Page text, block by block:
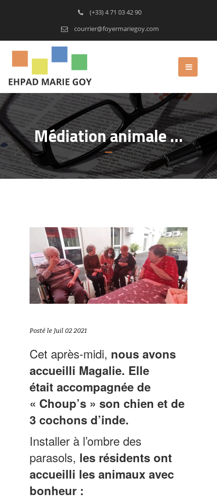
(+33) 4 71 03 42 90
courrier@foyermariegoy.com
Médiation animale …
Posté le Juil 02 2021
Cet après-midi, nous avons
accueilli Magalie. Elle
était accompagnée de
« Choup’s » son chien et de
3 cochons d’inde.
Installer à l’ombre des
parasols, les résidents ont
accueilli les animaux avec
bonheur :